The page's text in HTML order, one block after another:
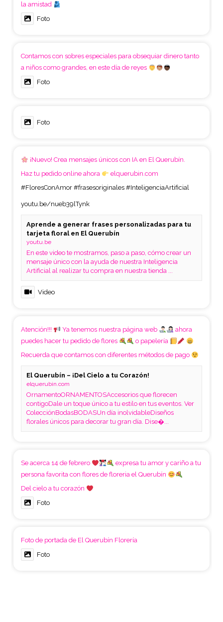
la amistad
Foto
Contamos con sobres especiales para obsequiar dinero tanto
a niños como grandes, en este día de reyes
Foto
Foto
¡Nuevo! Crea mensajes únicos con IA en El Querubín.
Haz tu pedido online ahora
elquerubin.com
#FloresConAmor #frasesoriginales #InteligenciaArtificial
youtu.be/nueb39lTynk
Aprende a generar frases personalizadas para tu
tarjeta floral en El Querubín
youtu.be
En este video te mostramos, paso a paso, cómo crear un
mensaje único con la ayuda de nuestra Inteligencia
Artificial al realizar tu compra en nuestra tienda ...
Video
Atención!!! Ya tenemos nuestra página web
ahora
puedes hacer tu pedido de flores
o papelería
Recuerda que contamos con diferentes métodos de pago
El Querubín – ¡Del Cielo a tu Corazón!
elquerubin.com
OrnamentoORNAMENTOSAccesorios que florecen
contigoDale un toque único a tu estilo en tus eventos. Ver
ColecciónBodasBODASUn día inolvidableDiseños
florales únicos para decorar tu gran día. Dise�...
Se acerca 14 de febrero
expresa tu amor y cariño a tu
persona favorita con flores de floreria el Querubín
Del cielo a tu corazón
Foto
Foto de portada de El Querubín Florería
Foto